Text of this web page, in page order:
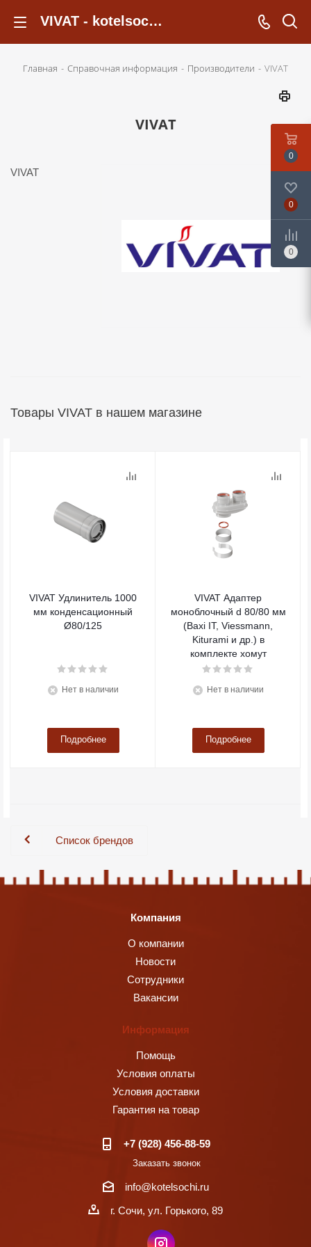
VIVAT - kotelsochi.ru
Главная - Справочная информация - Производители - VIVAT
VIVAT
VIVAT
Товары VIVAT в нашем магазине
VIVAT Удлинитель 1000
мм конденсационный
Ø80/125
Нет в наличии
Подробнее
VIVAT Адаптер
моноблочный d 80/80 мм
(Baxi IT, Viessmann,
Kiturami и др.) в
комплекте хомут
Нет в наличии
Подробнее
Список брендов
Компания
О компании
Новости
Сотрудники
Вакансии
Информация
Помощь
Условия оплаты
Условия доставки
Гарантия на товар
+7 (928) 456-88-59
Заказать звонок
info@kotelsochi.ru
г. Сочи, ул. Горького, 89
0
0
0